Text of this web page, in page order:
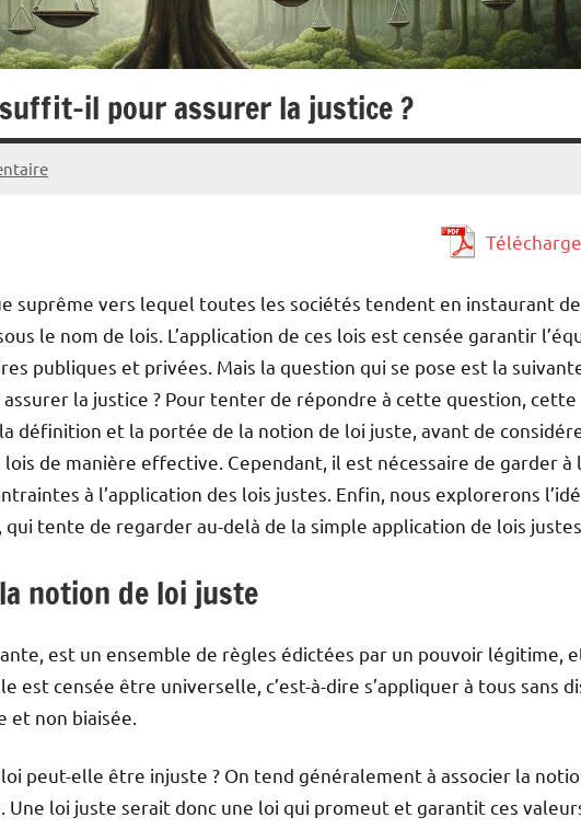
il pour assurer la justice ?
suprême vers lequel toutes les sociétés tendent en instaurant
le nom de lois. L’application de ces lois est censée garantir
publiques et privées. Mais la question qui se pose est la
la justice ? Pour tenter de répondre à cette question, cette
définition et la portée de la notion de loi juste, avant de
de manière effective. Cependant, il est nécessaire de garder à
à l’application des lois justes. Enfin, nous explorerons
tente de regarder au-delà de la simple application de lois
notion de loi juste
est un ensemble de règles édictées par un pouvoir légitime,
est censée être universelle, c’est-à-dire s’appliquer à tous sans
et non biaisée.
peut-elle être injuste ? On tend généralement à associer la
Une loi juste serait donc une loi qui promeut et garantit ces